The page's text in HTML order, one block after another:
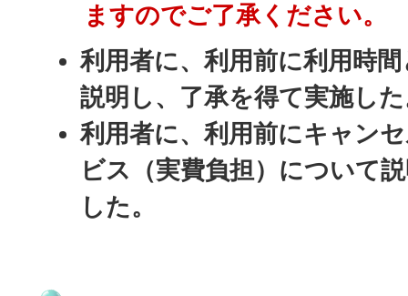
ますのでご了承ください。
利用者に、利用前に利用時
説明し、了承を得て実施し
利用者に、利用前にキャン
ビス（実費負担）について
した。